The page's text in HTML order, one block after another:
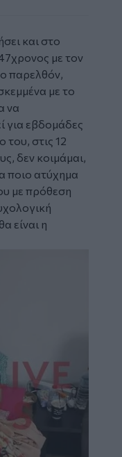
και στο
με τον
παρελθόν,
με το
να
για εβδομάδες
του, στις 12
δεν κοιμάμαι,
ποιο ατύχημα
με πρόθεση
είναι η